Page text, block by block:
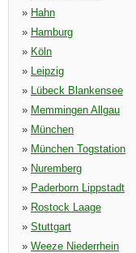
» Hahn
» Hamburg
» Köln
» Leipzig
» Lübeck Blankensee
» Memmingen Allgau
» München
» München Togstation
» Nuremberg
» Paderborn Lippstadt
» Rostock Laage
» Stuttgart
» Weeze Niederrhein